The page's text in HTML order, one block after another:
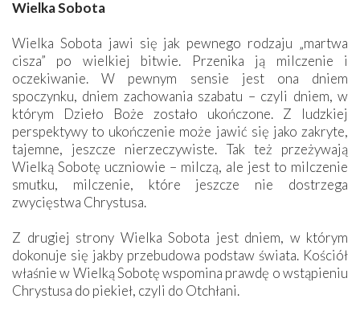
Wielka Sobota
Wielka Sobota jawi się jak pewnego rodzaju „martwa
cisza” po wielkiej bitwie. Przenika ją milczenie i
oczekiwanie. W pewnym sensie jest ona dniem
spoczynku, dniem zachowania szabatu – czyli dniem, w
którym Dzieło Boże zostało ukończone. Z ludzkiej
perspektywy to ukończenie może jawić się jako zakryte,
tajemne, jeszcze nierzeczywiste. Tak też przeżywają
Wielką Sobotę uczniowie – milczą, ale jest to milczenie
smutku, milczenie, które jeszcze nie dostrzega
zwycięstwa Chrystusa.
Z drugiej strony Wielka Sobota jest dniem, w którym
dokonuje się jakby przebudowa podstaw świata. Kościół
właśnie w Wielką Sobotę wspomina prawdę o wstąpieniu
Chrystusa do piekieł, czyli do Otchłani.